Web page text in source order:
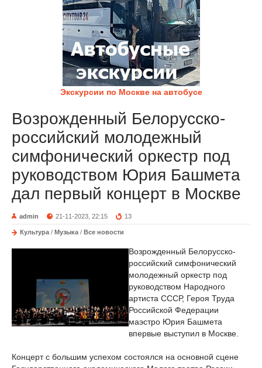
Экскурсии по Москве на автобусе
Возрожденный Белорусско-
российский молодежный
симфонический оркестр под
руководством Юрия Башмета
дал первый концерт в Москве
admin 21-11-2023, 22:15 13
Культура / Музыка / Все новости
Возрожденный Белорусско-
российский симфонический
молодежный оркестр под
руководством Народного
артиста СССР, Героя Труда
Российской Федерации
маэстро Юрия Башмета
впервые выступил в Москве.
Концерт с большим успехом состоялся на основной сцене